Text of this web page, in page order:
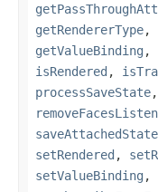
getRendererType,
getValueBinding ,
isRendered ,
processSaveState,
saveAttachedState
setRendered ,
setValueBinding ,